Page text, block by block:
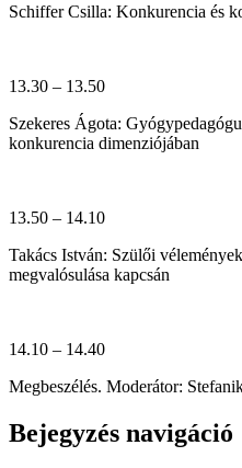
Schiffer Csilla: Konkurencia és
13.30 – 13.50
Szekeres Ágota:
konkurencia dimenziójában
13.50 – 14.10
Takács István: Szülői
megvalósulása kapcsán
14.10 – 14.40
Megbeszélés. Moderátor:
Bejegyzés navigáció